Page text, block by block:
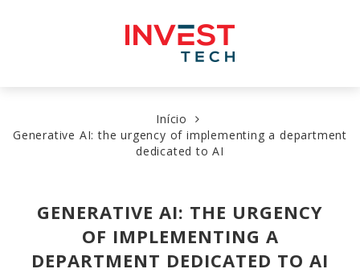
to
content
Início
Generative AI: the urgency of implementing a department
dedicated to AI
GENERATIVE AI: THE URGENCY
OF IMPLEMENTING A
DEPARTMENT DEDICATED TO AI